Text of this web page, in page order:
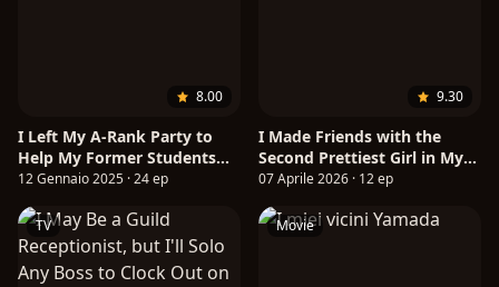
8.00
I Left My A-Rank Party to
Help My Former Students
Reach the Dungeon Depths!
12 Gennaio 2025 · 24 ep
9.30
I Made Friends with the
Second Prettiest Girl in My
Class
07 Aprile 2026 · 12 ep
TV Movie